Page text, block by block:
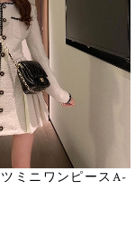
ミニワンピースA-